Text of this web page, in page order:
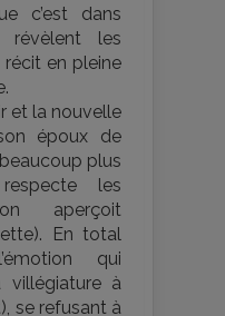
c’est dans
révèlent les
récit en pleine
et la nouvelle
époux de
plus
les
aperçoit
En total
qui
villégiature à
se refusant à